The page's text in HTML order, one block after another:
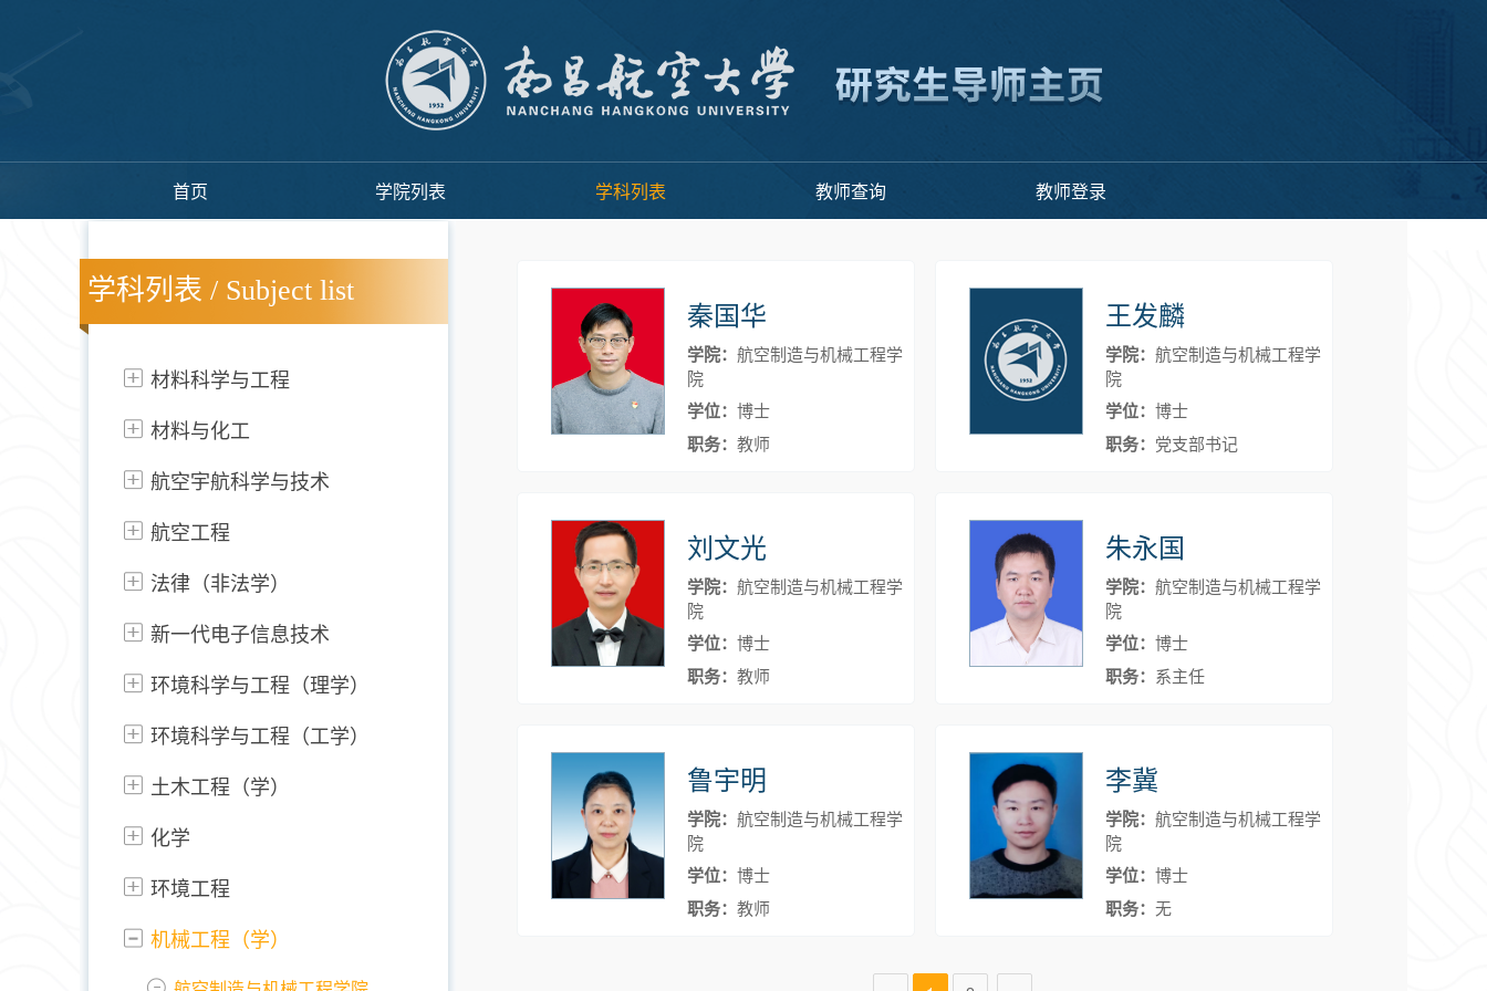
首页 学院列表 学科列表 教师查询 教师登录
学科列表 / Subject list
材料科学与工程
材料与化工
航空宇航科学与技术
航空工程
法律（非法学）
新一代电子信息技术
环境科学与工程（理学）
环境科学与工程（工学）
土木工程（学）
化学
环境工程
机械工程（学）
秦国华
学院： 航空制造与机械工程学
院
学位： 博士
职务： 教师
王发麟
学院： 航空制造与机械工程学
院
学位： 博士
职务： 党支部书记
刘文光
学院： 航空制造与机械工程学
院
学位： 博士
职务： 教师
朱永国
学院： 航空制造与机械工程学
院
学位： 博士
职务： 系主任
鲁宇明
学院： 航空制造与机械工程学
院
学位： 博士
职务： 教师
李冀
学院： 航空制造与机械工程学
院
学位： 博士
职务： 无